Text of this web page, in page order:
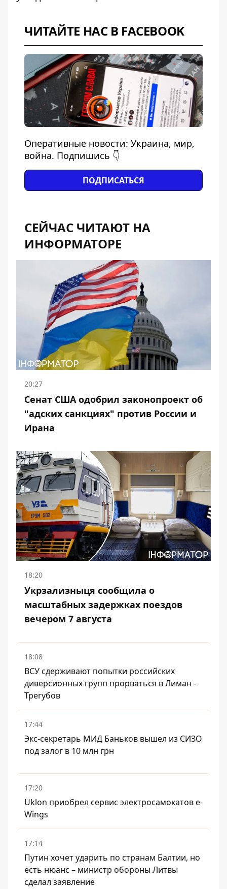
ЧИТАЙТЕ НАС В FACEBOOK
Оперативные новости: Украина, мир,
война. Подпишись 👇
ПОДПИСАТЬСЯ
СЕЙЧАС ЧИТАЮТ НА
ИНФОРМАТОРЕ
20:27
Сенат США одобрил законопроект об
"адских санкциях" против России и
Ирана
18:20
Укрзализныця сообщила о
масштабных задержках поездов
вечером 7 августа
18:08
ВСУ сдерживают попытки российских
диверсионных групп прорваться в Лиман -
Трегубов
17:44
Экс-секретарь МИД Баньков вышел из СИЗО
под залог в 10 млн грн
17:20
Uklon приобрел сервис электросамокатов e-
Wings
17:14
Путин хочет ударить по странам Балтии, но
есть нюанс – министр обороны Литвы
сделал заявление